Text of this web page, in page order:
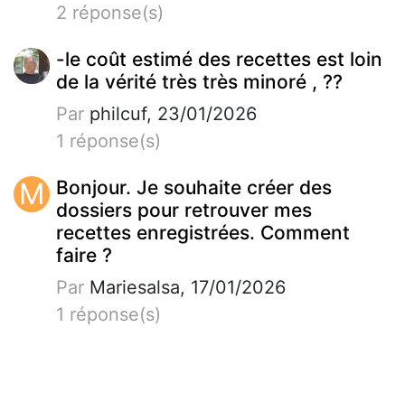
2 réponse(s)
-le coût estimé des recettes est loin
de la vérité très très minoré , ??
Par philcuf, 23/01/2026
1 réponse(s)
M Bonjour. Je souhaite créer des
dossiers pour retrouver mes
recettes enregistrées. Comment
faire ?
Par Mariesalsa, 17/01/2026
1 réponse(s)